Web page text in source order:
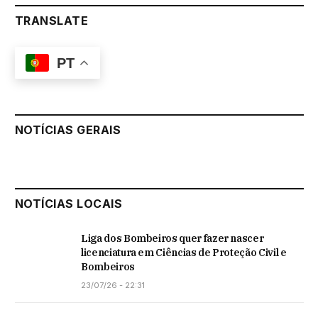
TRANSLATE
PT
NOTÍCIAS GERAIS
NOTÍCIAS LOCAIS
Liga dos Bombeiros quer fazer nascer
licenciatura em Ciências de Proteção Civil e
Bombeiros
23/07/26 - 22:31